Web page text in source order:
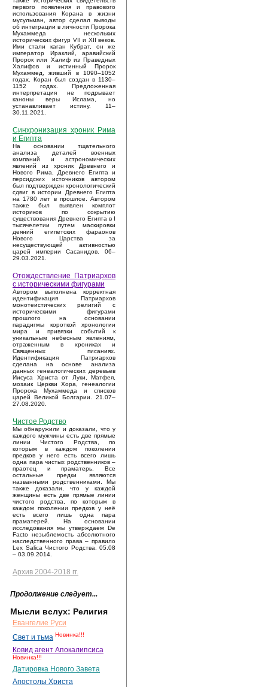
первого появления и правового
использования Корана в жизни
мусульман, автор сделал выводы
об интеграции в личности Пророка
Мухаммеда нескольких
исторических фигур VII и XII веков.
Ими стали каган Кубрат, он же
император Ираклий, аравийский
Пророк или Халиф из Праведных
Халифов и истинный Пророк
Мухаммед, живший в 1090–1052
годах. Коран был создан в 1130–
1152 годах. Предложенная
интерпретация не подрывает
каноны веры Ислама, но
устанавливает истину. 11–
30.11.2021.
Синхронизация хроник Рима
и Египта
На основании тщательного
анализа деталей военных
компаний и астрономических
явлений из хроник Древнего и
Нового Рима, Древнего Египта и
персидских источников автором
был подтвержден хронологический
сдвиг в истории Древнего Египта
на 1780 лет в прошлое. Автором
также был выявлен комплот
историков по сокрытию
существования Древнего Египта в I
тысячелетии путем маскировки
деяний египетских фараонов
Нового Царства за
несуществующей активностью
царей империи Сасанидов. 06–
29.03.2021.
Отождествление Патриархов
с историческими фигурами
Автором выполнена корректная
идентификация Патриархов
монотеистических религий с
историческими фигурами
прошлого на основании
парадигмы короткой хронологии
мира и привязки событий к
уникальным небесным явлениям,
отраженным в хрониках и
Священных писаниях.
Идентификация Патриархов
сделана на основе анализа
данных генеалогических деревьев
Иисуса Христа от Луки, Матфея,
мозаик Церкви Хора, генеалогии
Пророка Мухаммеда и списков
царей Великой Болгарии. 21.07–
27.08.2020.
Чистое Родство
Мы обнаружили и доказали, что у
каждого мужчины есть две прямые
линии Чистого Родства, по
которым в каждом поколении
предков у него есть всего лишь
одна пара чистых родственников –
праотец и праматерь. Все
остальные предки являются
названными родственниками. Мы
также доказали, что у каждой
женщины есть две прямые линии
чистого родства, по которым в
каждом поколении предков у неё
есть всего лишь одна пара
праматерей. На основании
исследования мы утверждаем De
Facto незыблемость абсолютного
наследственного права – правило
Lex Salica Чистого Родства. 05.08
– 03.09.2014.
Архив 2004-2018 гг.
Продолжение следует...
Мысли вслух: Религия
Евангелие Руси
Свет и тьма Новинка!!!
Ковид агент Апокалипсиса
Новинка!!!
Датировка Нового Завета
Апостолы Христа